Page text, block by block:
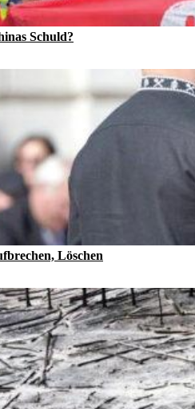
Schuld?
Löschen